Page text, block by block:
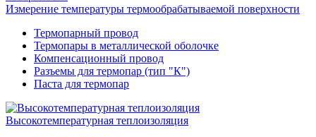
Измерение температуры термообрабатываемой поверхности
Термопарный провод
Термопары в металлической оболочке
Компенсационный провод
Разъемы для термопар (тип "К")
Паста для термопар
Высокотемпературная теплоизоляция